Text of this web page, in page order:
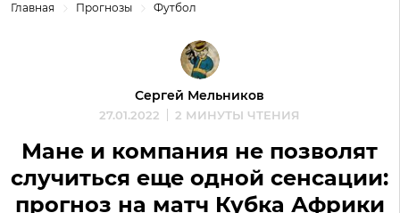
Главная Прогнозы Футбол
Сергей Мельников
27.01.2022 2 МИНУТЫ ЧТЕНИЯ
Мане и компания не позволят
случиться еще одной сенсации:
прогноз на матч Кубка Африки